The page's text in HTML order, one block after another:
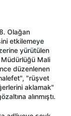
Olağan
etkilemeye
yürütülen
Mali
düzenlenen
"rüşvet
aklamak"
alınmıştı.